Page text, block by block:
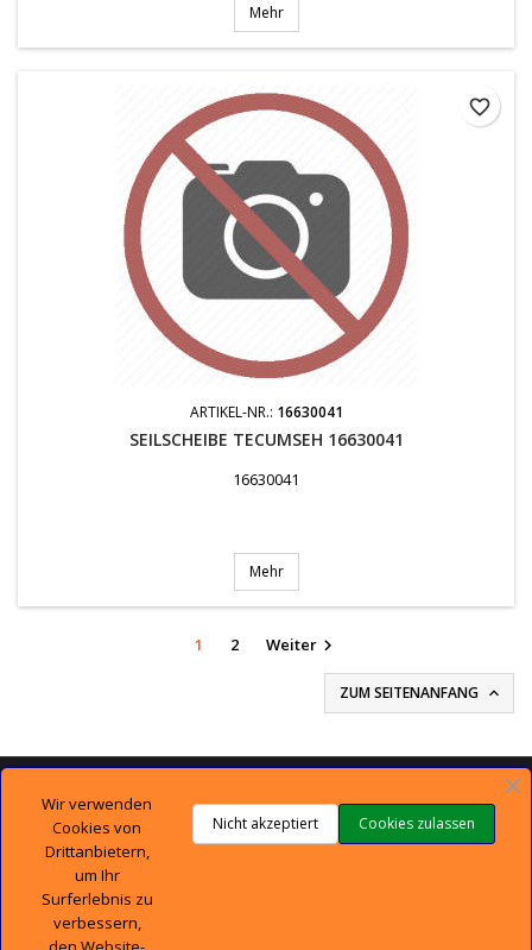
Mehr
ARTIKEL-NR.: 16630041
SEILSCHEIBE TECUMSEH 16630041
16630041
Mehr
favorite_border
1 2 Weiter
ZUM SEITENANFANG 
TECHNISCHER SUPPORT 
UNTERNEHMEN 
IHR KONTO
Wir verwenden
Cookies von
Drittanbietern,
um Ihr
Surferlebnis zu
verbessern,
Cookies zulassen
Nicht akzeptiert